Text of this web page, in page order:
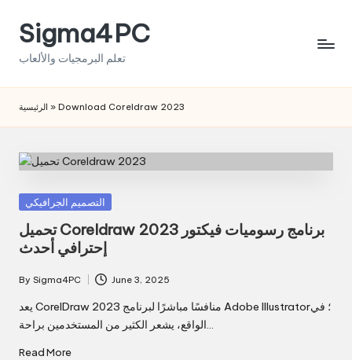
SkipSigma4PC
تعلم البرمجيات والألعاب
الرئيسية » Download Coreldraw 2023
Posted
التصميم الجرافيكي
تحميل Coreldraw 2023 برنامج رسوميات فيكتور
إحترافي أحدث
Posted
By Sigma4PC June 3, 2025
يعد CorelDraw 2023 منافسًا مباشرًا لبرنامج Adobe Illustrator؛ في
الواقع، يشعر الكثير من المستخدمين براحة…
Read More